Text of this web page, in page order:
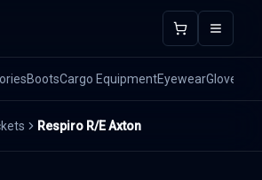
Open
BootsCargo EquipmentEyewearGloves
Respiro R/E Axton